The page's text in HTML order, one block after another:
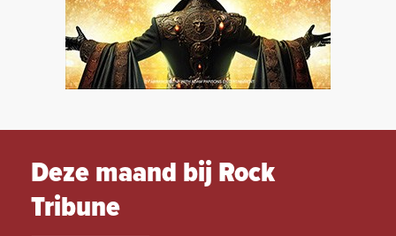
Deze maand bij Rock
Tribune